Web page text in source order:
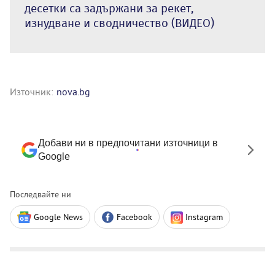
десетки са задържани за рекет,
изнудване и сводничество (ВИДЕО)
Източник: nova.bg
Добави ни в предпочитани източници в
Google
Последвайте ни
Google News Facebook Instagram